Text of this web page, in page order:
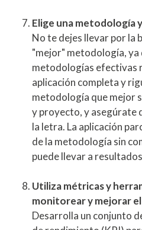
Elige una metodología
No te dejes llevar por la
"mejor" metodología, ya
metodologías efectivas
aplicación completa y
metodología que mejor
y proyecto, y asegúrate
la letra. La aplicación
de la metodología sin
puede llevar a
Utiliza métricas y
monitorear y mejorar
Desarrolla un conjunto